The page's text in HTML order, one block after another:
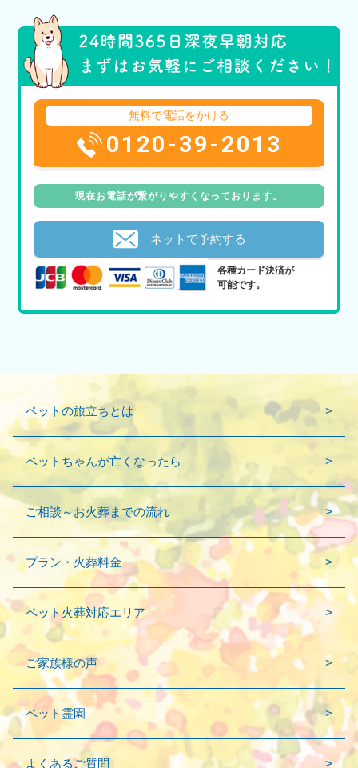
無料で電話をかける
0120-39-2013
現在お電話が繋がりやすくなっております。
ネットで予約する
各種カード決済が
可能です。
ペットの旅立ちとは
ペットちゃんが亡くなったら
ご相談～お火葬までの流れ
プラン・火葬料金
ペット火葬対応エリア
ご家族様の声
ペット霊園
よくあるご質問